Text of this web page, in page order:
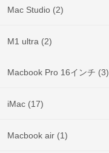
Mac Studio (2)
M1 ultra (2)
Macbook Pro 16インチ (3)
iMac (17)
Macbook air (1)